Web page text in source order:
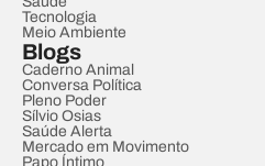
Tecnologia
Meio Ambiente
Blogs
Caderno Animal
Conversa Política
Pleno Poder
Sílvio Osias
Saúde Alerta
Mercado em Movimento
Papo Íntimo